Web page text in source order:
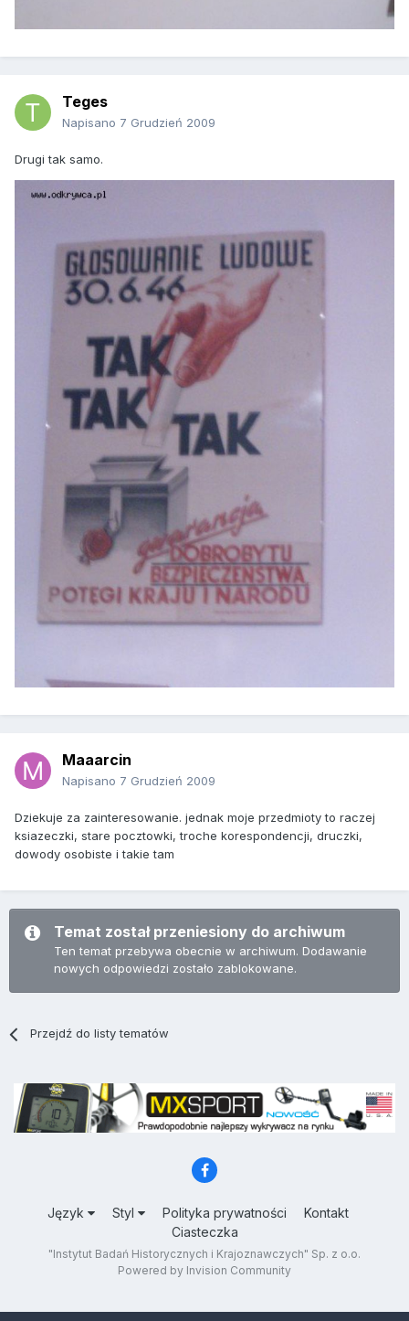
Teges
Napisano 7 Grudzień 2009
Drugi tak samo.
Maaarcin
Napisano 7 Grudzień 2009
Dziekuje za zainteresowanie. jednak moje przedmioty to raczej
ksiazeczki, stare pocztowki, troche korespondencji, druczki,
dowody osobiste i takie tam
Temat został przeniesiony do archiwum
Ten temat przebywa obecnie w archiwum. Dodawanie
nowych odpowiedzi zostało zablokowane.
Przejdź do listy tematów
Język Styl Polityka prywatności
Kontakt
Ciasteczka
"Instytut Badań Historycznych i Krajoznawczych" Sp. z o.o.
Powered by Invision Community